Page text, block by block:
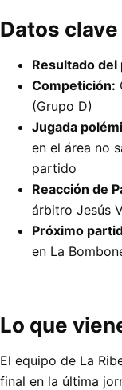
Datos clave
Resultado del
Competición:
(Grupo D)
Jugada
en el área no
partido
Reacción de
árbitro Jesús
Próximo
en La
Lo que
El equipo de La
final en la última